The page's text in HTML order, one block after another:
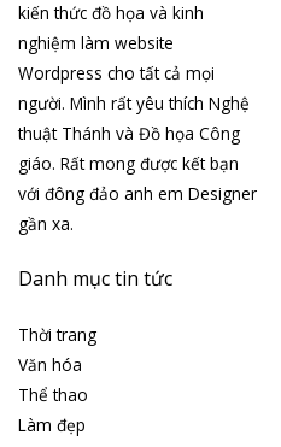
kiến thức đồ họa và kinh
nghiệm làm website
Wordpress cho tất cả mọi
người. Mình rất yêu thích Nghệ
thuật Thánh và Đồ họa Công
giáo. Rất mong được kết bạn
với đông đảo anh em Designer
gần xa.
Danh mục tin tức
Thời trang
Văn hóa
Thể thao
Làm đẹp